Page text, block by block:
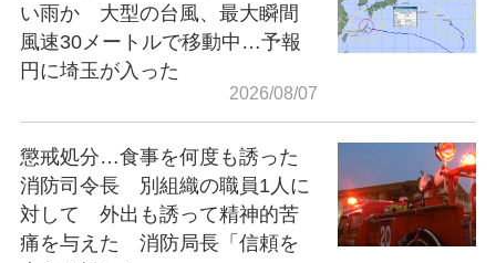
い雨か 大型の台風、最大瞬間
風速30メートルで移動中…予報
円に埼玉が入った
2026/08/07
懲戒処分…食事を何度も誘った
消防司令長 別組織の職員1人に
対して 外出も誘って精神的苦
痛を与えた 消防局長「信頼を